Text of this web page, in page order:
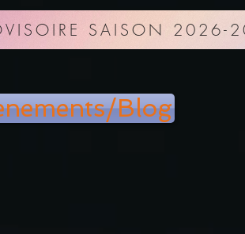
SAISON 2026-
Blog